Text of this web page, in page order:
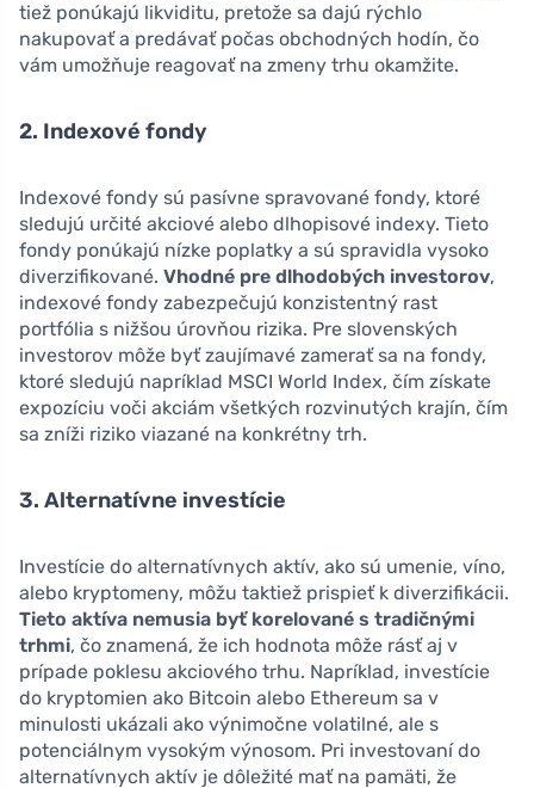
tiež ponúkajú likviditu, pretože sa dajú rýchlo
nakupovať a predávať počas obchodných hodín, čo
vám umožňuje reagovať na zmeny trhu okamžite.
2. Indexové fondy
Indexové fondy sú pasívne spravované fondy, ktoré
sledujú určité akciové alebo dlhopisové indexy. Tieto
fondy ponúkajú nízke poplatky a sú spravidla vysoko
diverzifikované. Vhodné pre dlhodobých investorov,
indexové fondy zabezpečujú konzistentný rast
portfólia s nižšou úrovňou rizika. Pre slovenských
investorov môže byť zaujímavé zamerať sa na fondy,
ktoré sledujú napríklad MSCI World Index, čím získate
expozíciu voči akciám všetkých rozvinutých krajín, čím
sa zníži riziko viazané na konkrétny trh.
3. Alternatívne investície
Investície do alternatívnych aktív, ako sú umenie, víno,
alebo kryptomeny, môžu taktiež prispieť k diverzifikácii.
Tieto aktíva nemusia byť korelované s tradičnými
trhmi, čo znamená, že ich hodnota môže rásť aj v
prípade poklesu akciového trhu. Napríklad, investície
do kryptomien ako Bitcoin alebo Ethereum sa v
minulosti ukázali ako výnimočne volatilné, ale s
potenciálnym vysokým výnosom. Pri investovaní do
alternatívnych aktív je dôležité mať na pamäti, že